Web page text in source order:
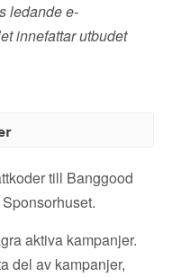
ledande e-
innefattar utbudet
till Banggood
aktiva kampanjer.
del av kampanjer,